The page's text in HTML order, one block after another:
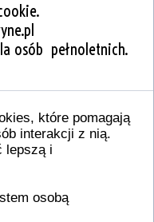
produkcie
istotne informacje,
montażu/
tym danym klienci
osób pełnoletnich.
które pomagają
interakcji z nią.
lepszą i
osobą